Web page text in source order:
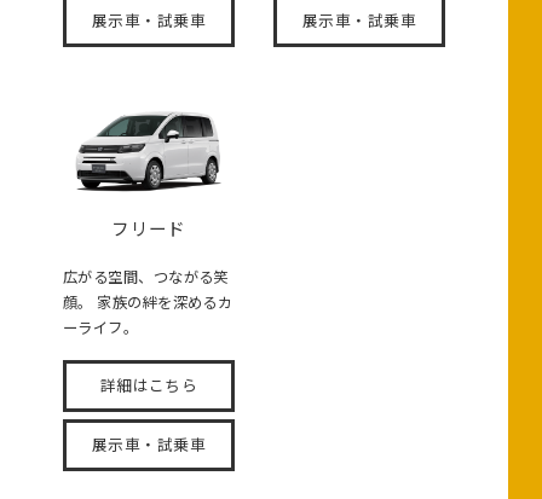
展示車・試乗車 展示車・試乗車
フリード
広がる空間、つながる笑
顔。 家族の絆を深めるカ
ーライフ。
詳細はこちら
展示車・試乗車